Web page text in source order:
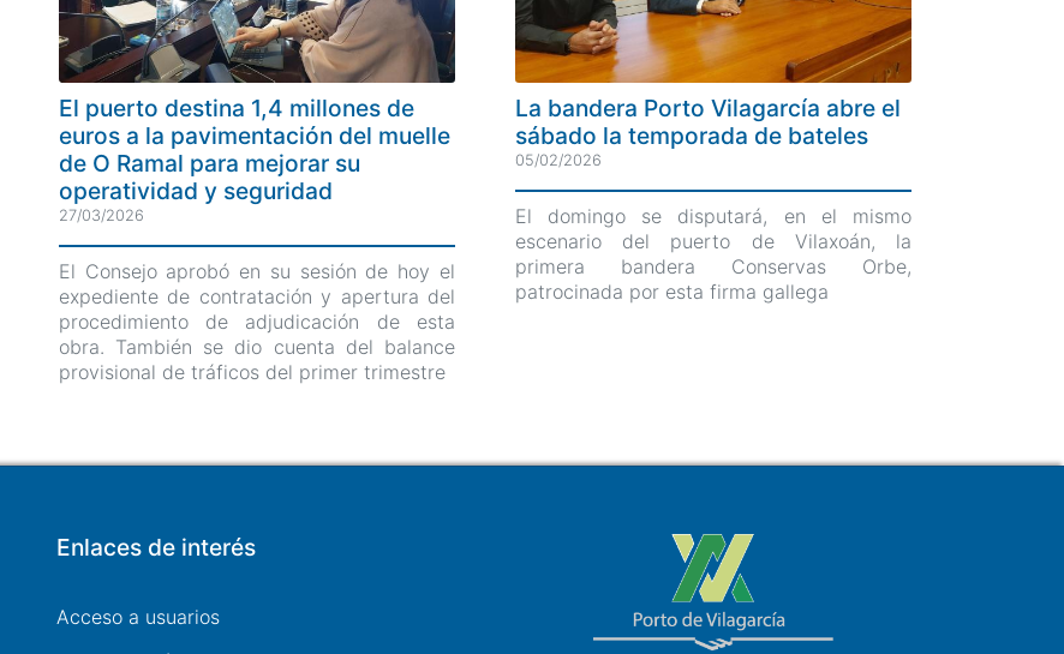
El puerto destina 1,4 millones de
euros a la pavimentación del muelle
de O Ramal para mejorar su
operatividad y seguridad
27/03/2026
El Consejo aprobó en su sesión de hoy el
expediente de contratación y apertura del
procedimiento de adjudicación de esta
obra. También se dio cuenta del balance
provisional de tráficos del primer trimestre
La bandera Porto Vilagarcía abre el
sábado la temporada de bateles
05/02/2026
El domingo se disputará, en el mismo
escenario del puerto de Vilaxoán, la
primera bandera Conservas Orbe,
patrocinada por esta firma gallega
Enlaces de interés
Acceso a usuarios